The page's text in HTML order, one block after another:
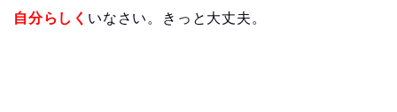
自分らしく いなさい。きっと大丈夫。